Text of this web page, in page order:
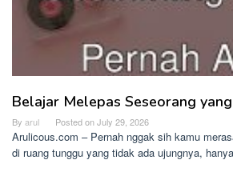
Belajar Melepas Seseorang
By arul Posted onJuly 29, 2026
Arulicous.com – Pernah nggak sih kamu
di ruang tunggu yang tidak ada ujungnya,